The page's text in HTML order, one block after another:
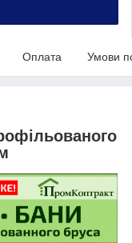
Оплата Умови